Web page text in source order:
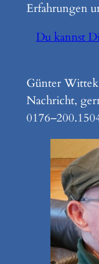
Erfahrungen
Du kannst
Günter
Nachricht,